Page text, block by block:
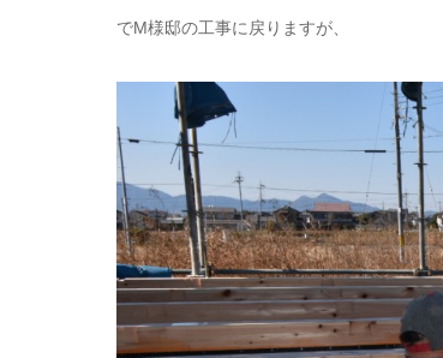
でM様邸の工事に戻りますが、